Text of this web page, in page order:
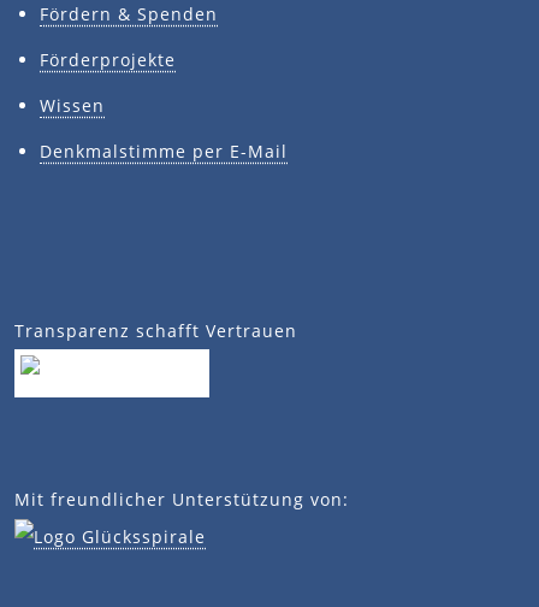
Fördern & Spenden
Förderprojekte
Wissen
Denkmalstimme per E-Mail
Transparenz schafft Vertrauen
Mit freundlicher Unterstützung von: